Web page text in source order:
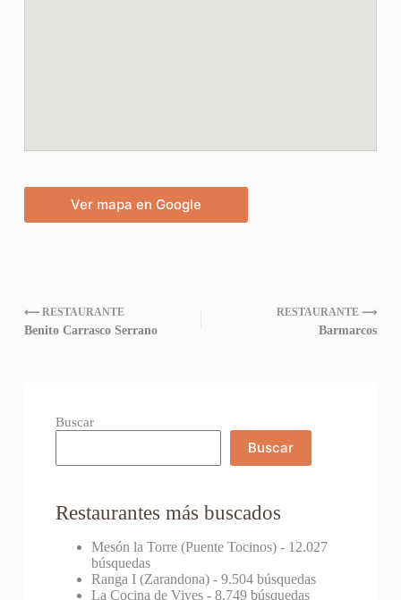
Ver mapa en Google
⟵ RESTAURANTE
Benito Carrasco Serrano
RESTAURANTE ⟶
Barmarcos
Buscar
Buscar
Restaurantes más buscados
Mesón la Torre (Puente Tocinos)- 12.027
búsquedas
Ranga I (Zarandona)- 9.504 búsquedas
La Cocina de Vives- 8.749 búsquedas